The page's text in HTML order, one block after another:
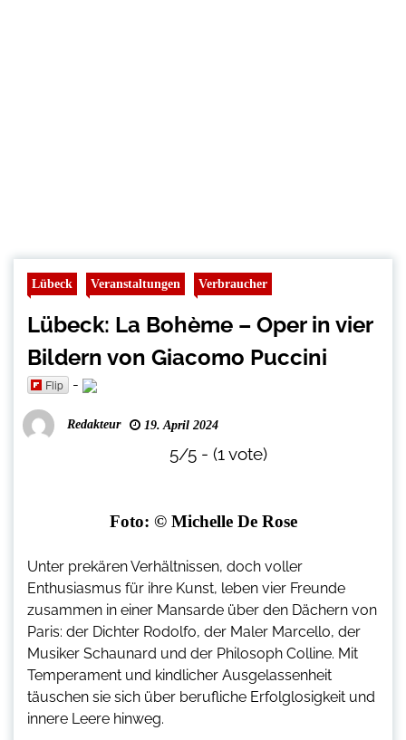
Lübeck Veranstaltungen Verbraucher
Lübeck: La Bohème – Oper in vier
Bildern von Giacomo Puccini
Flip -
Redakteur 19. April 2024
5/5 - (1 vote)
Foto: © Michelle De Rose
Unter prekären Verhältnissen, doch voller
Enthusiasmus für ihre Kunst, leben vier Freunde
zusammen in einer Mansarde über den Dächern von
Paris: der Dichter Rodolfo, der Maler Marcello, der
Musiker Schaunard und der Philosoph Colline. Mit
Temperament und kindlicher Ausgelassenheit
täuschen sie sich über berufliche Erfolglosigkeit und
innere Leere hinweg.